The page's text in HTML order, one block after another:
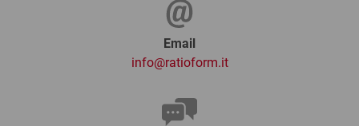
Email
info@ratioform.it